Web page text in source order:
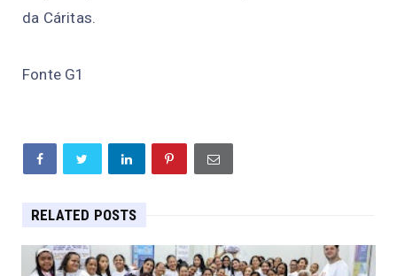
da Cáritas.
Fonte G1
RELATED POSTS